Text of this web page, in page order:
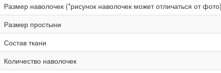
Размер наволочек (*рисунок наволочек может отличаться от
Размер простыни
Состав ткани
Количество наволочек